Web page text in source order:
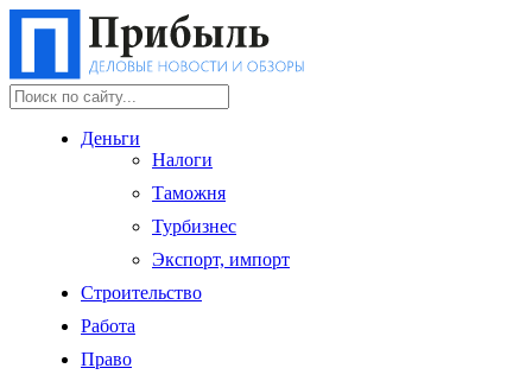
Деньги
Налоги
Таможня
Турбизнес
Экспорт, импорт
Строительство
Работа
Право